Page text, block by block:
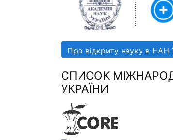
Про відкриту науку в НАН
СПИСОК
УКРАЇНИ